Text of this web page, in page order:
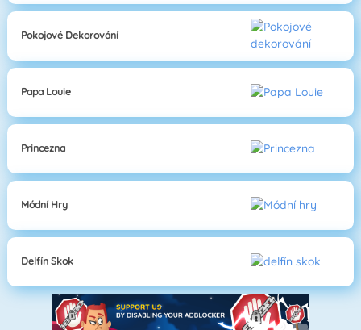
Pokojové Dekorování
Papa Louie
Princezna
Módní Hry
Delfín Skok